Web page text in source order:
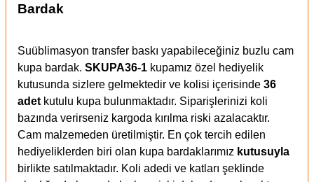
Bardak
Suüblimasyon transfer baskı yapabileceğiniz buzlu cam
kupa bardak. SKUPA36-1 kupamız özel hediyelik
kutusunda sizlere gelmektedir ve kolisi içerisinde 36
adet kutulu kupa bulunmaktadır. Siparişlerinizi koli
bazında verirseniz kargoda kırılma riski azalacaktır.
Cam malzemeden üretilmiştir. En çok tercih edilen
hediyeliklerden biri olan kupa bardaklarımız kutusuyla
birlikte satılmaktadır. Koli adedi ve katları şeklinde